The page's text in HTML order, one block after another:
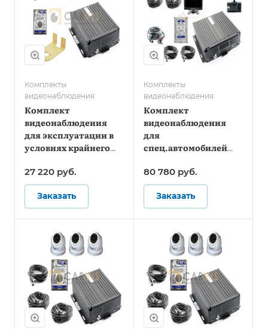
Комплекты
видеонаблюдения
Комплект
видеонаблюдения
для эксплуатации в
условиях крайнего
27 220 руб.
Заказать
Комплекты
видеонаблюдения
Комплект
видеонаблюдения
для
спец.автомобилей
Стандарт
80 780 руб.
Заказать